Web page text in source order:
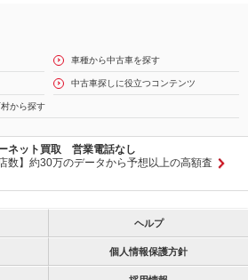
車種から中古車を探す
中古車探しに役立つコンテンツ
から探す
ネット買取 営業電話なし
数】約30万のデータから予想以上の高額査
ヘルプ
個人情報保護方針